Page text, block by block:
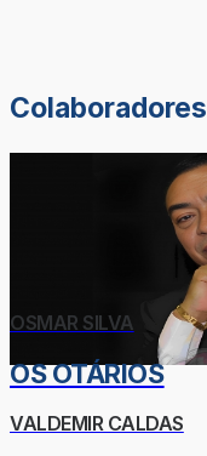
Colaboradores
OSMAR SILVA
OS OTÁRIOS
VALDEMIR CALDAS